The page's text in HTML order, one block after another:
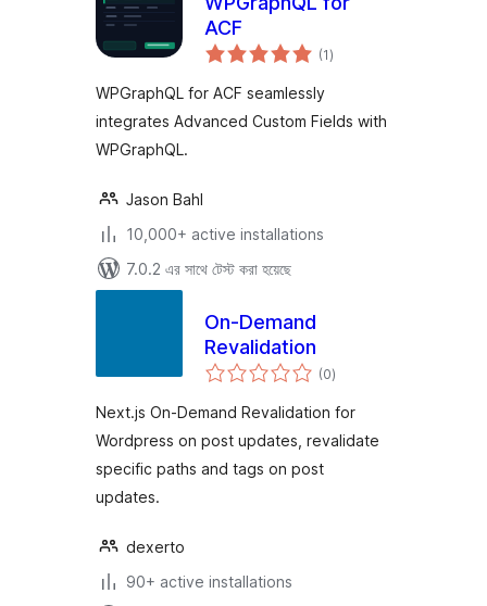
ACF
(1total
ratings
)
WPGraphQL for ACF seamlessly
integrates Advanced Custom Fields with
WPGraphQL.
Jason Bahl
10,000+ active installations
7.0.2 এর সাথে টেস্ট করা হয়েছে
On-Demand
Revalidation
(0total
ratings
)
Next.js On-Demand Revalidation for
Wordpress on post updates, revalidate
specific paths and tags on post
updates.
dexerto
90+ active installations